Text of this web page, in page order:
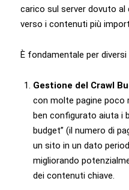
carico sul server dovuto al
verso i contenuti più
È fondamentale per diversi
Gestione del Crawl
con molte pagine poco
ben configurato aiuta i
budget” (il numero di
un sito in un dato
migliorando
dei contenuti chiave.